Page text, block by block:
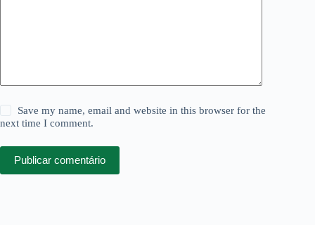
Save my name, email and website in this browser for the
next time I comment.
Publicar comentário